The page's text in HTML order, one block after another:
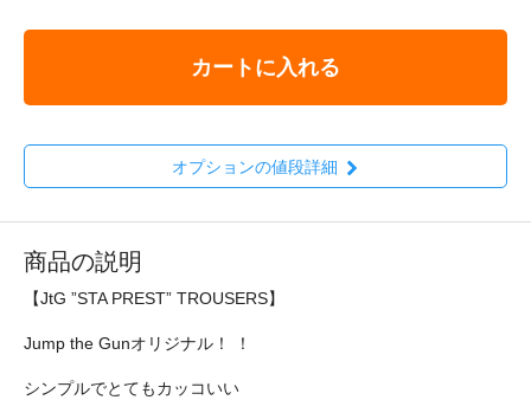
カートに入れる
オプションの値段詳細
商品の説明
【JtG ”STA PREST” TROUSERS】
Jump the Gunオリジナル！ ！
シンプルでとてもカッコいい